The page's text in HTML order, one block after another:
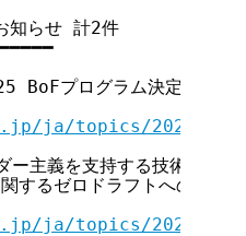
知らせ 計2件
プログラム決定のお知
ja/topics/2025/
ー主義を支持する技術コミ
するゼロドラフトへの提出
ja/topics/2025/